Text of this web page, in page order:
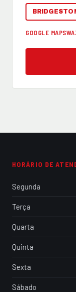
GOOGLE MAPS
HORÁRIO DE
Segunda
Terça
Quarta
Quinta
Sexta
Sábado